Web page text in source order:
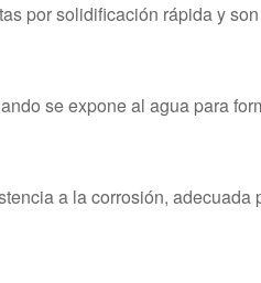
por solidificación rápida y
se expone al agua para
a la corrosión, adecuada